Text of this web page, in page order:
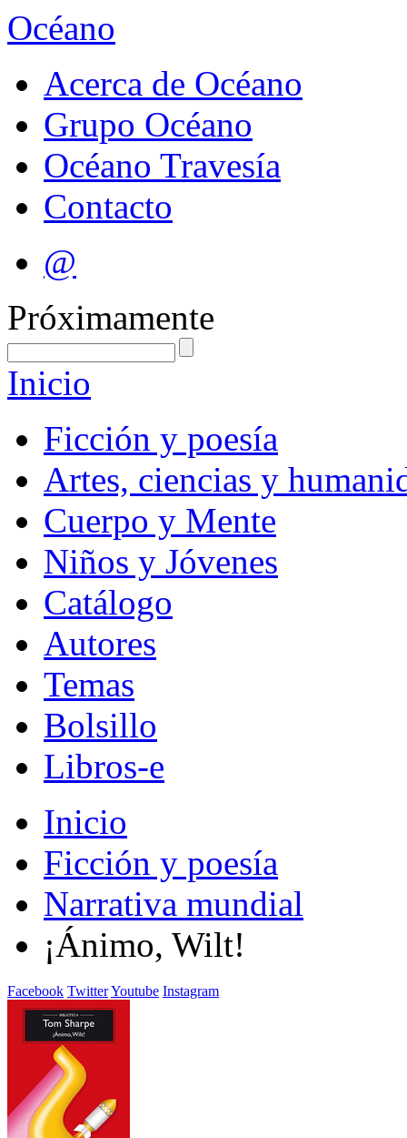
Océano
Acerca de Océano
Grupo Océano
Océano Travesía
Contacto
@
Próximamente
Inicio
Ficción y poesía
Artes, ciencias y
Cuerpo y Mente
Niños y Jóvenes
Catálogo
Autores
Temas
Bolsillo
Libros-e
Inicio
Ficción y poesía
Narrativa mundial
¡Ánimo, Wilt!
Facebook TwitterYoutube Instagram